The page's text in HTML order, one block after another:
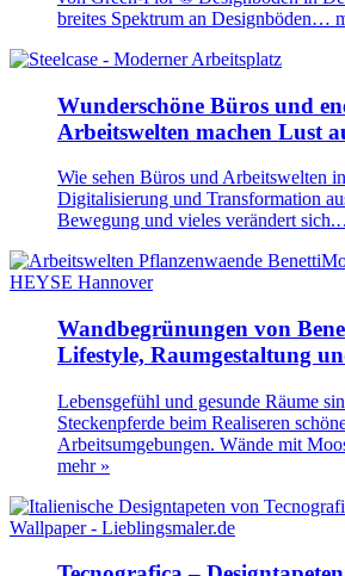
breites Spektrum an Designböden…
Wunderschöne Büros und
Arbeitswelten machen Lust
Wie sehen Büros und Arbeitswelten
Digitalisierung und Transformation
Bewegung und vieles verändert
Wandbegrünungen von
Lifestyle, Raumgestaltung
Lebensgefühl und gesunde Räume
Steckenpferde beim Realiseren
Arbeitsumgebungen. Wände mit
mehr »